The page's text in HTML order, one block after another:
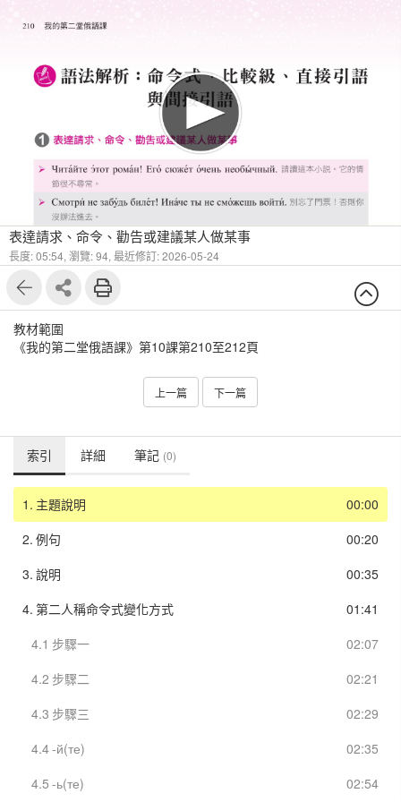
115
表達請求、命令、勸告或建議某人做某事
長度: 05:54, 瀏覽: 94, 最近修訂: 2026-05-24
教材範圍
《我的第二堂俄語課》第10課第210至212頁
上一篇 下一篇
索引 詳細 筆記 (0)
00:00
1. 主題說明
00:20
2. 例句
00:35
3. 說明
01:41
4. 第二人稱命令式變化方式
02:07
4.1 步驟一
02:21
4.2 步驟二
02:29
4.3 步驟三
02:35
4.4-й(те)
02:54
4.5 -ь(те)